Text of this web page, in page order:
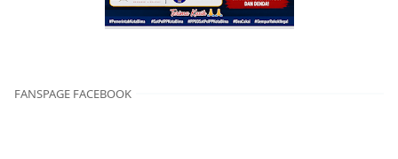
FANSPAGE FACEBOOK